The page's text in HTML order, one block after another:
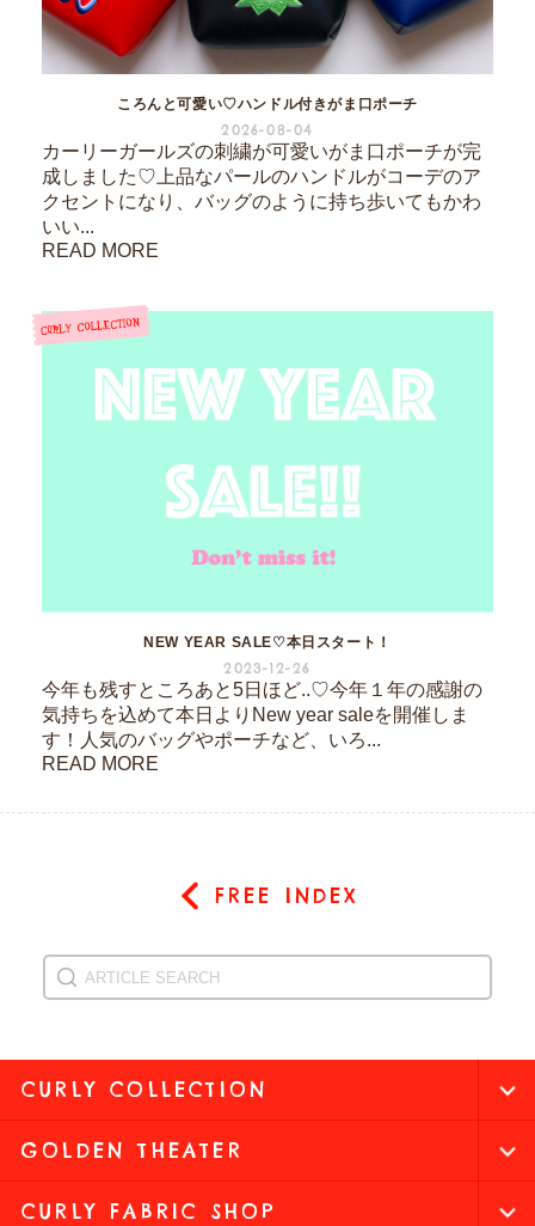
ころんと可愛い♡ハンドル付きがま口ポーチ
2026-08-04
カーリーガールズの刺繍が可愛いがま口ポーチが完
成しました♡上品なパールのハンドルがコーデのア
クセントになり、バッグのように持ち歩いてもかわ
いい...
READ MORE
NEW YEAR SALE♡本日スタート！
2023-12-26
今年も残すところあと5日ほど..♡今年１年の感謝の
気持ちを込めて本日よりNew year saleを開催しま
す！人気のバッグやポーチなど、いろ...
READ MORE
FREE INDEX
CURLY COLLECTION
GOLDEN THEATER
CURLY FABRIC SHOP